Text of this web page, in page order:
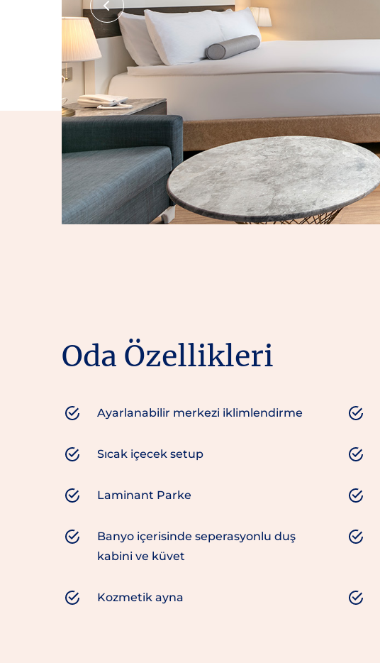
Oda Özellikleri
Ayarlanabilir merkezi iklimlendirme
Sıcak içecek setup
Laminant Parke
Banyo içerisinde seperasyonlu duş
kabini ve küvet
Kozmetik ayna